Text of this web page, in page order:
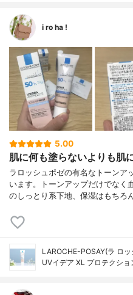
i ro ha !
5.00
肌に何も塗らないよりも肌
ラロッシュポゼの有名なトーンア
います。トーンアップだけでなく
のしっとり系下地、保湿はもちろ
LAROCHE-POSAY(ラ ロッ
UVイデア XL プロテクシ